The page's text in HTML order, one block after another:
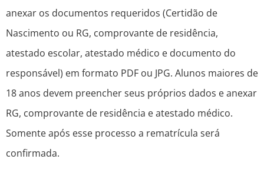
anexar os documentos requeridos (Certidão de
Nascimento ou RG, comprovante de residência,
atestado escolar, atestado médico e documento do
responsável) em formato PDF ou JPG. Alunos maiores de
18 anos devem preencher seus próprios dados e anexar
RG, comprovante de residência e atestado médico.
Somente após esse processo a rematrícula será
confirmada.